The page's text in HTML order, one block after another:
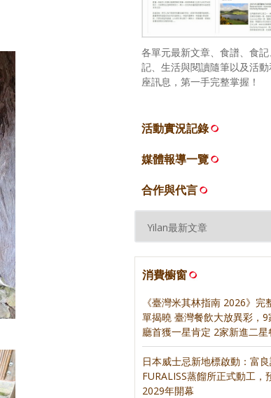
各單元最新文章、食譜、食記
記、生活與閱讀隨筆以及活
座訊息，第一手完整掌握！
活動實況記錄
媒體報導一覽
合作與代言
消費櫥窗
《臺灣米其林指南 2026》完
單揭曉 臺灣餐飲大放異彩，9
廳首獲一星肯定 2家新進二星
日本威士忌新地標啟動：富
FURALISS蒸餾所正式動工，
2029年開幕